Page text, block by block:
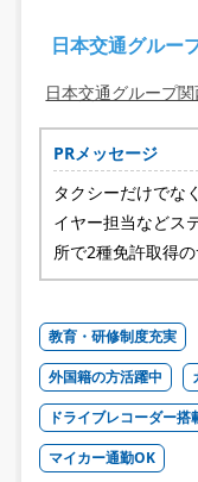
日本交通グル
日本交通グループ
PRメッセージ
タクシーだけでな
イヤー担当などス
所で2種免許取得
教育・研修制度充実
外国籍の方活躍中
ドライブレコーダー搭
マイカー通勤OK